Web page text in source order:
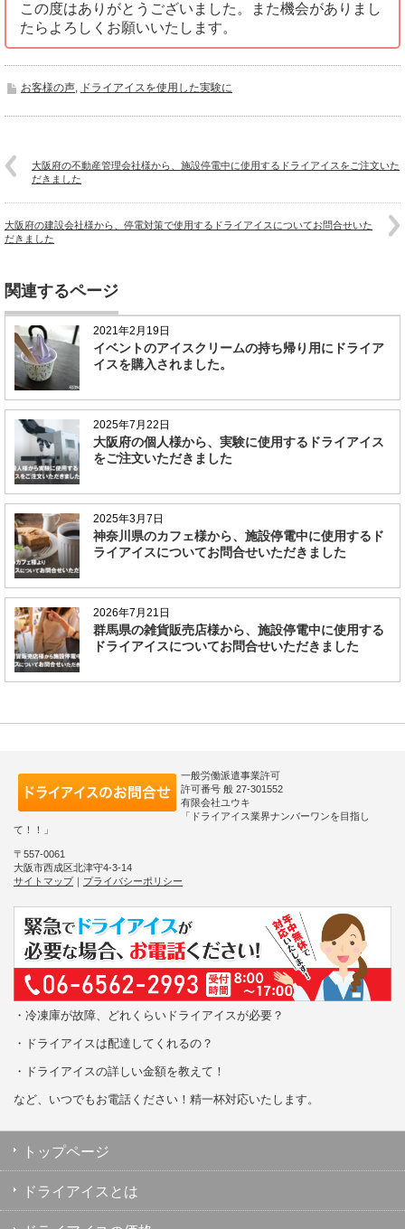
この度はありがとうございました。また機会がありまし
たらよろしくお願いいたします。
お客様の声, ドライアイスを使用した実験に
大阪府の不動産管理会社様から、施設停電中に使用するドライアイスをご注文いた
だきました
大阪府の建設会社様から、停電対策で使用するドライアイスについてお問合せいた
だきました
関連するページ
2021年2月19日
イベントのアイスクリームの持ち帰り用にドライア
イスを購入されました。
2025年7月22日
大阪府の個人様から、実験に使用するドライアイス
をご注文いただきました
2025年3月7日
神奈川県のカフェ様から、施設停電中に使用するド
ライアイスについてお問合せいただきました
2026年7月21日
群馬県の雑貨販売店様から、施設停電中に使用する
ドライアイスについてお問合せいただきました
一般労働派遣事業許可
許可番号 般 27-301552
有限会社ユウキ
「ドライアイス業界ナンバーワンを目指し
て！！」
〒557-0061
大阪市西成区北津守4-3-14
サイトマップ｜ プライバシーポリシー
・冷凍庫が故障、どれくらいドライアイスが必要？
・ドライアイスは配達してくれるの？
・ドライアイスの詳しい金額を教えて！
など、いつでもお電話ください！精一杯対応いたします。
トップページ
ドライアイスとは